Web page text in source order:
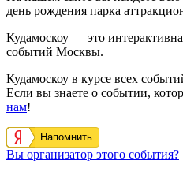
день рождения парка
Кудамоскоу — это
событий Москвы.
Кудамоскоу в курсе всех
Если вы знаете о событии,
нам!
Напомнить
Вы организатор этого события?